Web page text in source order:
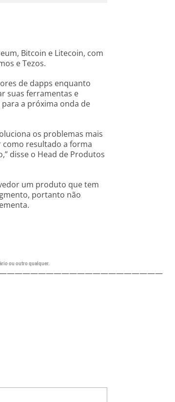
Bitcoin e Litecoin, com
e Tezos.
de dapps enquanto
suas ferramentas e
a próxima onda de
os problemas mais
como resultado a forma
disse o Head de Produtos
um produto que tem
portanto não
ou outro qualquer.